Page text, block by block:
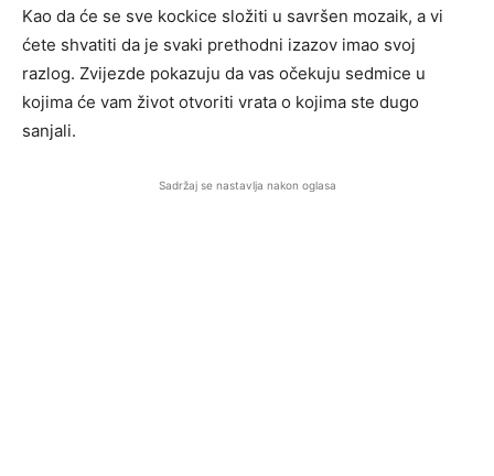
Kao da će se sve kockice složiti u savršen mozaik, a vi
ćete shvatiti da je svaki prethodni izazov imao svoj
razlog. Zvijezde pokazuju da vas očekuju sedmice u
kojima će vam život otvoriti vrata o kojima ste dugo
sanjali.
Sadržaj se nastavlja nakon oglasa